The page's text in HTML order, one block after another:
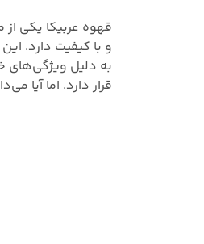
قهوه عربیکا یکی
و با کیفیت دارد.
به دلیل ویژگی‌های
قرار دارد. اما آیا